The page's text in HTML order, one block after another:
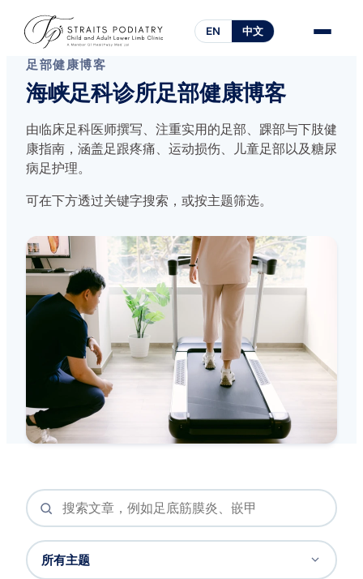
EN 中文
足部健康博客
海峡足科诊所足部健康博客
由临床足科医师撰写、注重实用的足部、踝部与下肢健
康指南，涵盖足跟疼痛、运动损伤、儿童足部以及糖尿
病足护理。
可在下方透过关键字搜索，或按主题筛选。
所有主题